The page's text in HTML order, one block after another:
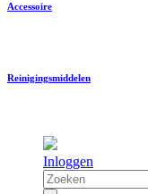
Accessoire
Reinigingsmiddelen
Inloggen